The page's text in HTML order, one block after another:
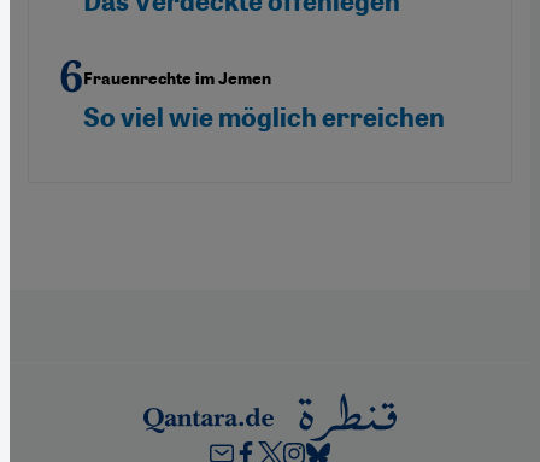
Frauenrechte im Jemen
So viel wie möglich erreichen